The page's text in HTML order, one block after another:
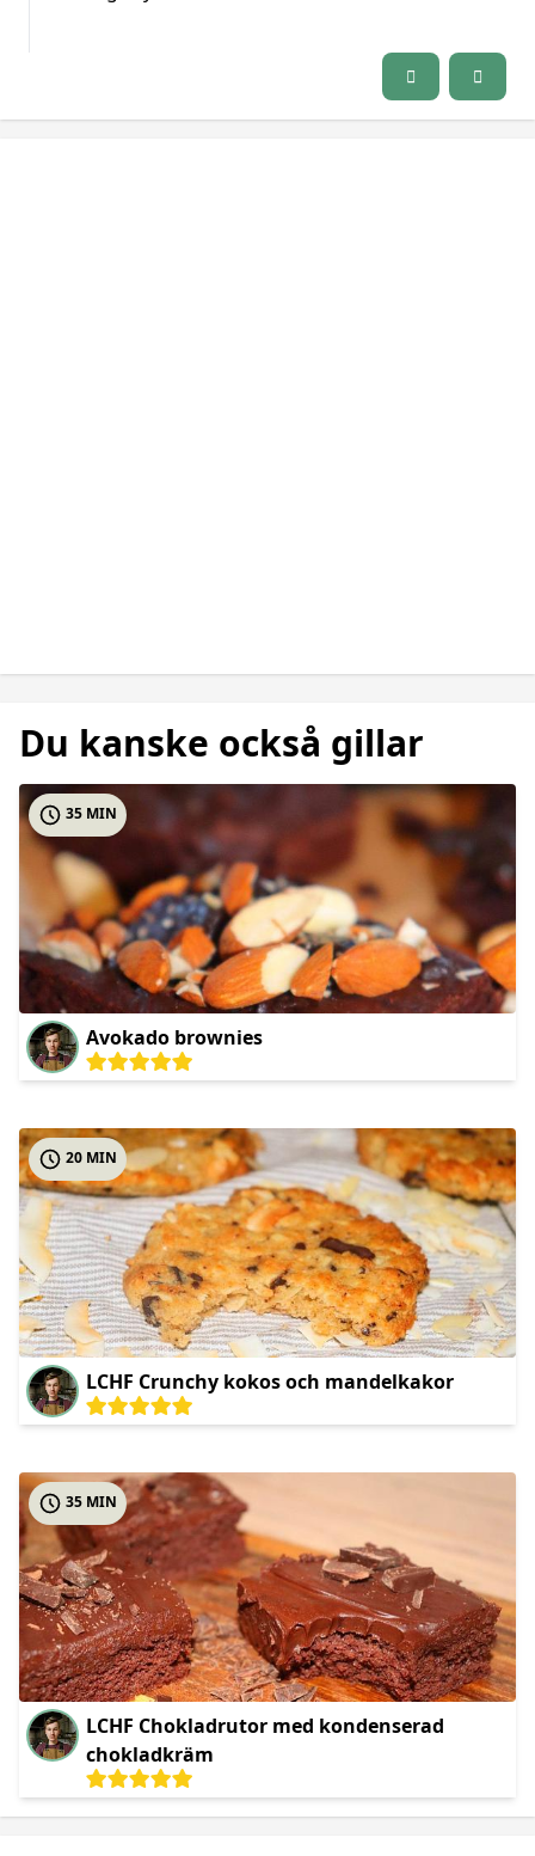
Du kanske också gillar
Avokado brownies
35 MIN
LCHF Crunchy kokos och mandelkakor
20 MIN
LCHF Chokladrutor med kondenserad
chokladkräm
35 MIN